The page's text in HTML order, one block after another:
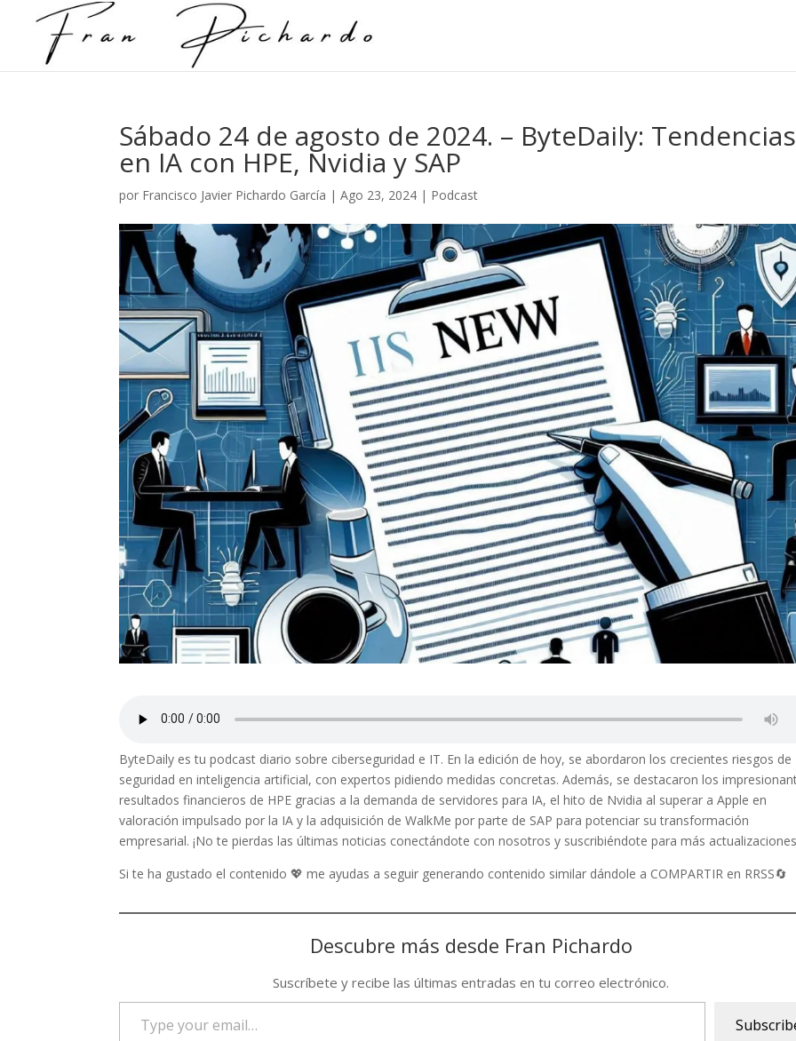
Sábado 24 de agosto de 2024. – ByteDaily: Tendencias
en IA con HPE, Nvidia y SAP
por Francisco Javier Pichardo García |Ago 23, 2024 | Podcast
ByteDaily es tu podcast diario sobre ciberseguridad e IT. En la edición de hoy, se abordaron los crecientes riesgos de
seguridad en inteligencia artificial, con expertos pidiendo medidas concretas. Además, se destacaron los
resultados financieros de HPE gracias a la demanda de servidores para IA, el hito de Nvidia al superar a Apple en
valoración impulsado por la IA y la adquisición de WalkMe por parte de SAP para potenciar su transformación
empresarial. ¡No te pierdas las últimas noticias conectándote con nosotros y suscribiéndote para más
Si te ha gustado el contenido 💖 me ayudas a seguir generando contenido similar dándole a COMPARTIR en RRSS🔄
Descubre más desde Fran Pichardo
Suscríbete y recibe las últimas entradas en tu correo electrónico.
your